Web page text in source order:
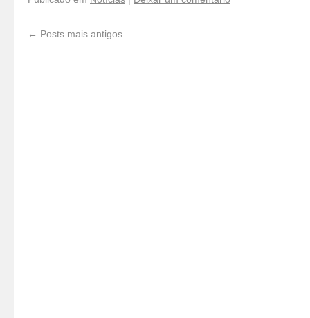
← Posts mais antigos